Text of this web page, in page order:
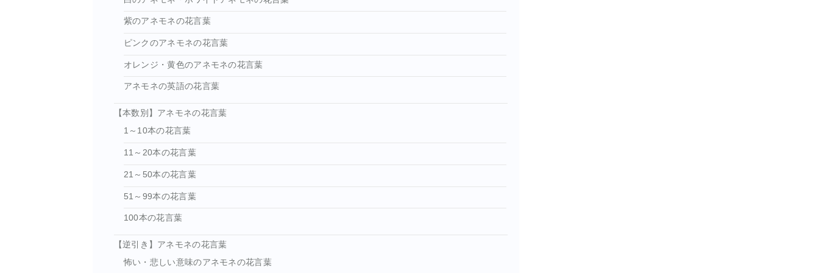
紫のアネモネの花言葉
ピンクのアネモネの花言葉
オレンジ・黄色のアネモネの花言葉
アネモネの英語の花言葉
【本数別】アネモネの花言葉
1～10本の花言葉
11～20本の花言葉
21～50本の花言葉
51～99本の花言葉
100本の花言葉
【逆引き】アネモネの花言葉
怖い・悲しい意味のアネモネの花言葉